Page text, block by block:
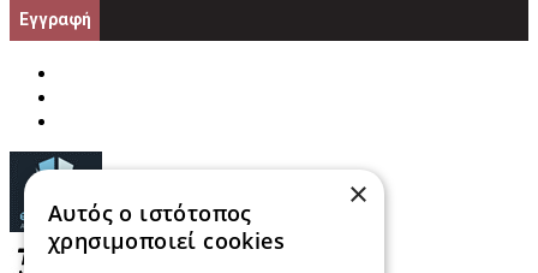
Εγγραφή
×
Αυτός ο ιστότοπος
χρησιμοποιεί cookies